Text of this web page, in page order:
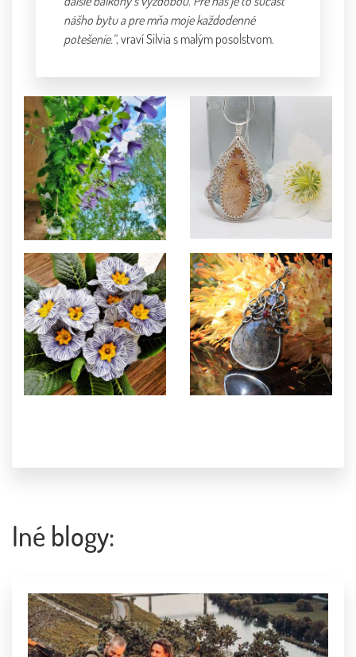
nášho bytu a pre mňa moje každodenné
potešenie.“, vraví Silvia s malým posolstvom.
Iné blogy: